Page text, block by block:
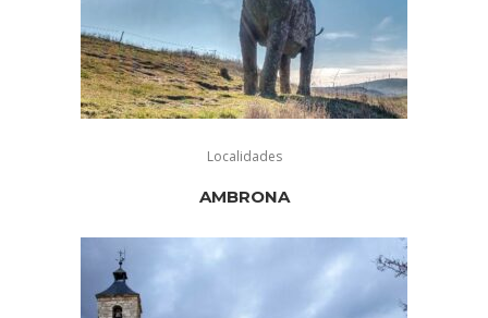
Localidades
AMBRONA